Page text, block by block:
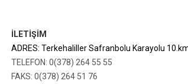
İLETİŞİM
ADRES: Terkehaliller Safranbolu Karayolu
TELEFON: 0(378) 264 55 55
FAKS: 0(378) 264 51 76